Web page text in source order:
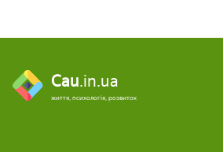
Cau.in.ua
життя, психологія, розвиток